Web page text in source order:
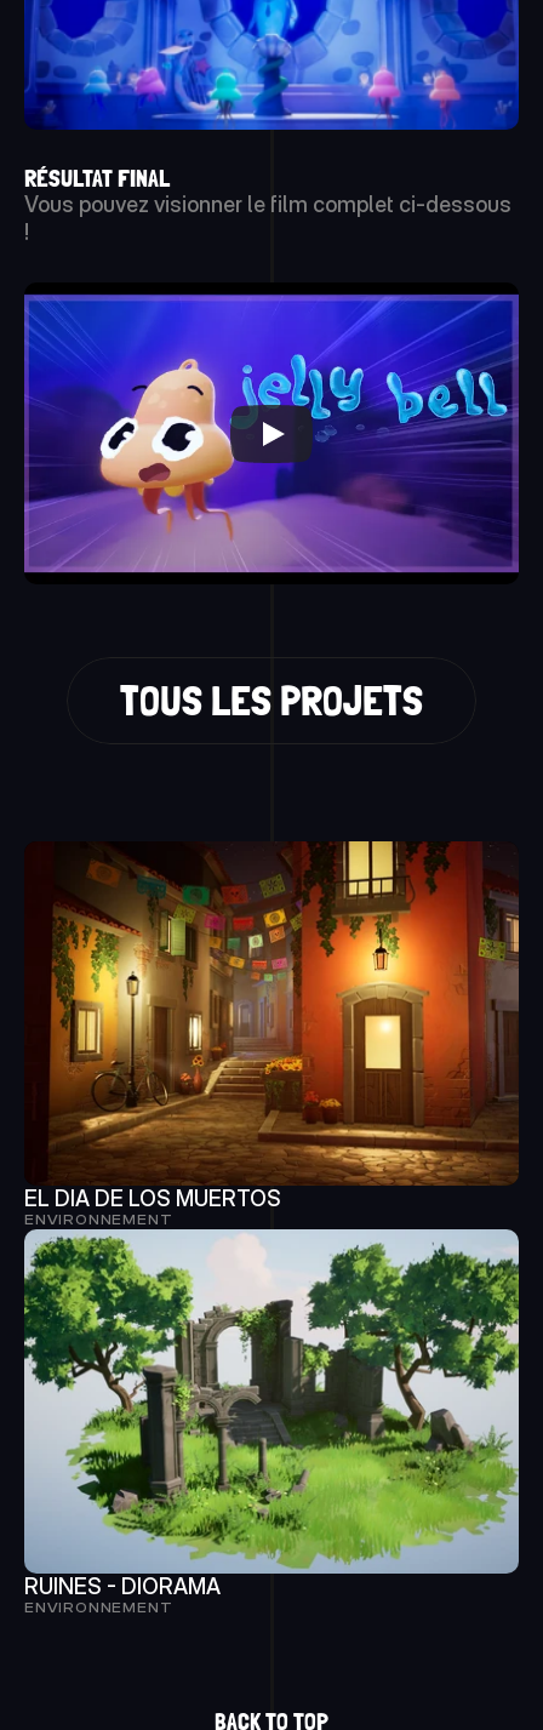
RÉSULTAT FINAL
Vous pouvez visionner le film complet ci-dessous
!
TOUS LES PROJETS
EL DIA DE LOS MUERTOS
ENVIRONNEMENT
RUINES - DIORAMA
ENVIRONNEMENT
ZOÉ GUIGNABAUDET
BACK TO TOP